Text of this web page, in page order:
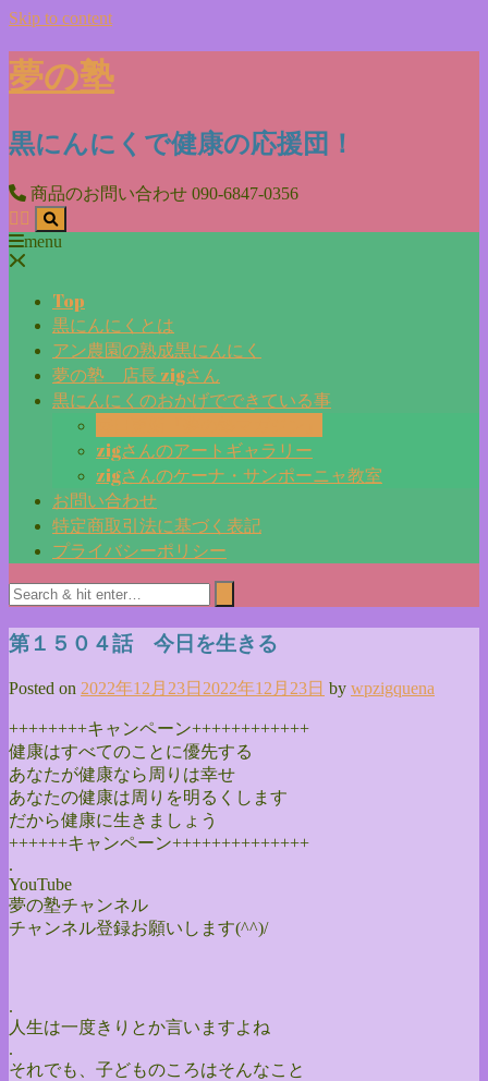
Skip to content
夢の塾
黒にんにくで健康の応援団！
商品のお問い合わせ 090-6847-0356
menu
Top
黒にんにくとは
アン農園の熟成黒にんにく
夢の塾 店長 zigさん
黒にんにくのおかげでできている事
zigさんのアートギャラリー
zigさんのケーナ・サンポーニャ教室
お問い合わせ
特定商取引法に基づく表記
プライバシーポリシー
第１５０４話 今日を生きる
Posted on 2022年12月23日 2022年12月23日 by wpzigquena
++++++++キャンペーン++++++++++++
健康はすべてのことに優先する
あなたが健康なら周りは幸せ
あなたの健康は周りを明るくします
だから健康に生きましょう
++++++キャンペーン++++++++++++++
.
YouTube
夢の塾チャンネル
チャンネル登録お願いします(^^)/
.
人生は一度きりとか言いますよね
.
それでも、子どものころはそんなこと